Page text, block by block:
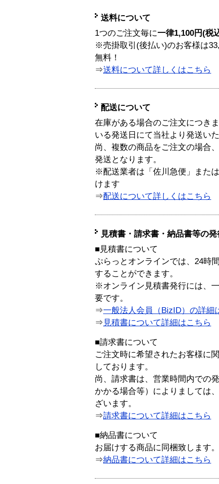
送料について
1つのご注文毎に一律1,100円(税
※売掛取引(後払い)のお客様は
無料！
⇒送料について詳しくはこちら
配送について
在庫がある場合のご注文につき
いる発送日にて当社より発送い
尚、複数の商品をご注文の場合
発送となります。
※配送業者は「佐川急便」また
けます
⇒配送について詳しくはこちら
見積書・請求書・納品書等の
■見積書について
ぷらっとオンラインでは、24時
することができます。
※オンライン見積書発行には、
要です。
⇒一般法人会員（BizID）の詳細
⇒ 見積書について詳細はこちら
■請求書について
ご注文時に希望されたお客様に
しております。
尚、請求書は、営業時間内での
かかる場合等）によりましては
ざいます。
⇒請求書について詳細はこちら
■納品書について
お届けする商品に同梱致します。
⇒納品書について詳細はこちら